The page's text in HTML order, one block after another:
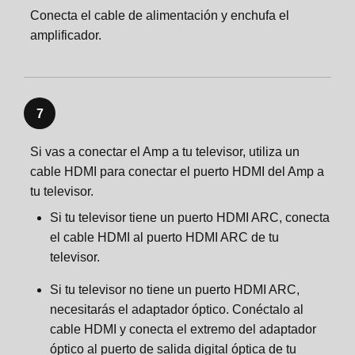
Conecta el cable de alimentación y enchufa el
amplificador.
7
Si vas a conectar el Amp a tu televisor, utiliza un
cable HDMI para conectar el puerto HDMI del Amp a
tu televisor.
Si tu televisor tiene un puerto HDMI ARC, conecta
el cable HDMI al puerto HDMI ARC de tu
televisor.
Si tu televisor no tiene un puerto HDMI ARC,
necesitarás el adaptador óptico. Conéctalo al
cable HDMI y conecta el extremo del adaptador
óptico al puerto de salida digital óptica de tu